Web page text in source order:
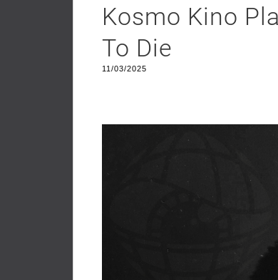
Kosmo Kino
To Die
11/03/2025